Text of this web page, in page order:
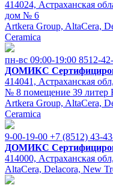
414024, Астраханская
дом № 6
Artkera Group, AltaCera,
Ceramica
пн-вс 09:00-19:00 8512-
ДОМИКС
414041, Астраханская
№ 8 помещение 39 литер
Artkera Group, AltaCera,
Ceramica
9-00-19-00 +7 (8512) 43-
ДОМИКС
414000, Астраханская
AltaCera, Delacora, New